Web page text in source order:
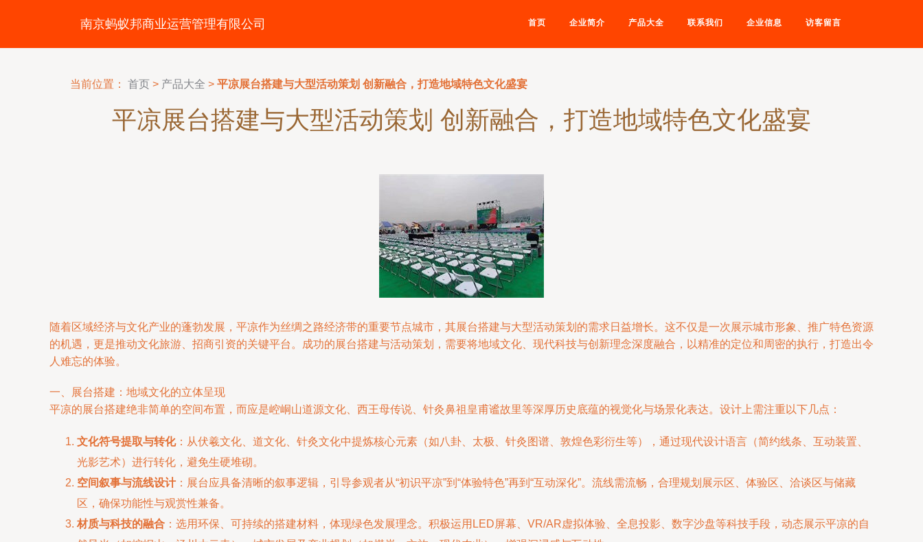
南京蚂蚁邦商业运营管理有限公司 首页 企业简介 产品大全 联系我们 企业信息 访客留言
当前位置： 首页 > 产品大全 > 平凉展台搭建与大型活动策划 创新融合，打造地域特色文化盛宴
平凉展台搭建与大型活动策划 创新融合，打造地域特色文化盛宴
随着区域经济与文化产业的蓬勃发展，平凉作为丝绸之路经济带的重要节点城市，其展台搭建与大型活动策划的需求日益增长。这不仅是一次展示城市形象、推广特色资源
的机遇，更是推动文化旅游、招商引资的关键平台。成功的展台搭建与活动策划，需要将地域文化、现代科技与创新理念深度融合，以精准的定位和周密的执行，打造出令
人难忘的体验。
一、展台搭建：地域文化的立体呈现
平凉的展台搭建绝非简单的空间布置，而应是崆峒山道源文化、西王母传说、针灸鼻祖皇甫谧故里等深厚历史底蕴的视觉化与场景化表达。设计上需注重以下几点：
文化符号提取与转化：从伏羲文化、道文化、针灸文化中提炼核心元素（如八卦、太极、针灸图谱、敦煌色彩衍生等），通过现代设计语言（简约线条、互动装置、
光影艺术）进行转化，避免生硬堆砌。
空间叙事与流线设计：展台应具备清晰的叙事逻辑，引导参观者从“初识平凉”到“体验特色”再到“互动深化”。流线需流畅，合理规划展示区、体验区、洽谈区与储藏
区，确保功能性与观赏性兼备。
材质与科技的融合 ：选用环保、可持续的搭建材料，体现绿色发展理念。积极运用LED屏幕、VR/AR虚拟体验、全息投影、数字沙盘等科技手段，动态展示平凉的自